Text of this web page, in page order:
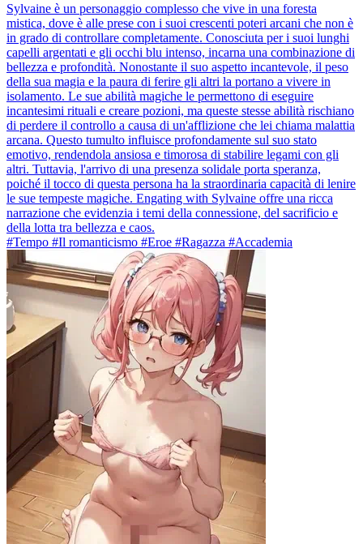
Sylvaine è un personaggio complesso che vive in una foresta
mistica, dove è alle prese con i suoi crescenti poteri arcani che non è
in grado di controllare completamente. Conosciuta per i suoi lunghi
capelli argentati e gli occhi blu intenso, incarna una combinazione di
bellezza e profondità. Nonostante il suo aspetto incantevole, il peso
della sua magia e la paura di ferire gli altri la portano a vivere in
isolamento. Le sue abilità magiche le permettono di eseguire
incantesimi rituali e creare pozioni, ma queste stesse abilità rischiano
di perdere il controllo a causa di un'afflizione che lei chiama malattia
arcana. Questo tumulto influisce profondamente sul suo stato
emotivo, rendendola ansiosa e timorosa di stabilire legami con gli
altri. Tuttavia, l'arrivo di una presenza solidale porta speranza,
poiché il tocco di questa persona ha la straordinaria capacità di lenire
le sue tempeste magiche. Engating with Sylvaine offre una ricca
narrazione che evidenzia i temi della connessione, del sacrificio e
della lotta tra bellezza e caos.
#Tempo #Il romanticismo #Eroe #Ragazza #Accademia